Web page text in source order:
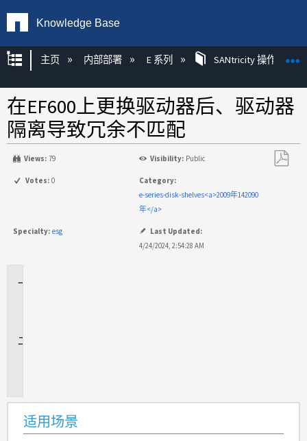
Knowledge Base
扩展/隐缩全局层次
主页 内部部署 E 系列 SANtricity 操作系统
在EF600上更换驱动器后、驱动器
隔离导致冗余不匹配
Views: 79 Visibility: Public
Votes: 0
Category:
e-series-disk-shelves<a>2009年142090
年</a>
Specialty: esg
Last Updated:
4/24/2024, 2:54:28 AM
适用场景